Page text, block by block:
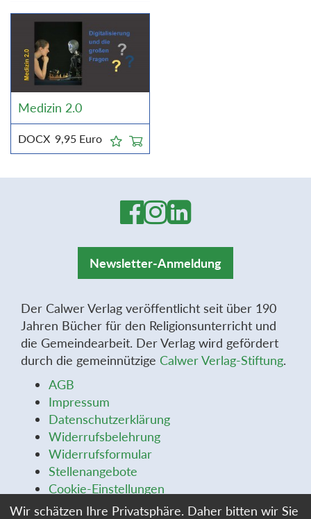
Medizin 2.0
DOCX 9,95 Euro
Newsletter-Anmeldung
Der Calwer Verlag veröffentlicht seit über 190
Jahren Bücher für den Religionsunterricht und
die Gemeindearbeit. Der Verlag wird gefördert
durch die gemeinnützige Calwer Verlag-Stiftung.
AGB
Impressum
Datenschutzerklärung
Widerrufsbelehrung
Widerrufsformular
Stellenangebote
Cookie-Einstellungen
Wir schätzen Ihre Privatsphäre. Daher bitten wir Sie